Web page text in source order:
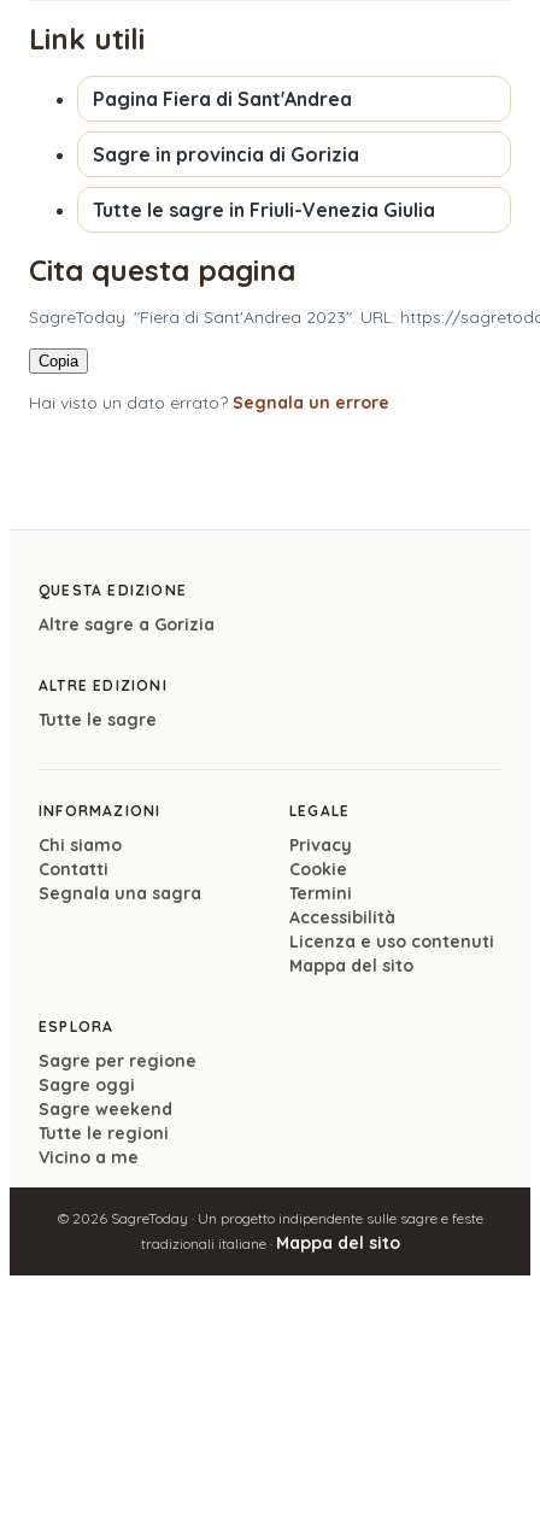
Link utili
Pagina Fiera di Sant'Andrea
Sagre in provincia di Gorizia
Tutte le sagre in Friuli-Venezia Giulia
Cita questa pagina
SagreToday. "Fiera di Sant'Andrea 2023". URL: https://
Copia
Hai visto un dato errato? Segnala un errore
QUESTA EDIZIONE
Altre sagre a Gorizia
ALTRE EDIZIONI
Tutte le sagre
INFORMAZIONI
Chi siamo
Contatti
Segnala una sagra
LEGALE
Privacy
Cookie
Termini
Accessibilità
Licenza e uso contenuti
Mappa del sito
ESPLORA
Sagre per regione
Sagre oggi
Sagre weekend
Tutte le regioni
Vicino a me
© 2026SagreToday · Un progetto indipendente sulle sagre e feste
tradizionali italiane · Mappa del sito